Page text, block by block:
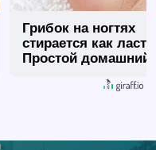
Грибок на ногтях
стирается как
Простой домашний